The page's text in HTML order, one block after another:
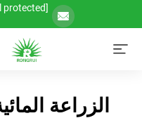
[email protected]
الزراعة